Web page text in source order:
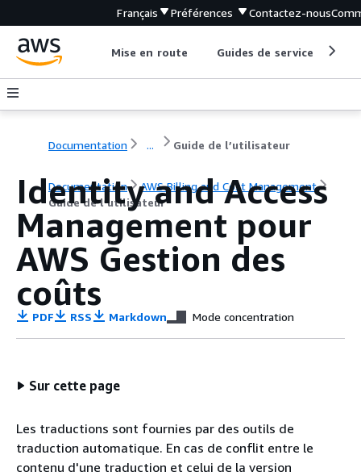
Français Préférences Contactez-nous
Mise en route Guides de service
Documentation ... Guide de l’utilisateur
Documentation
AWS Billing and Cost Management
Guide de l’utilisateur
Identity and Access
Management pour
AWS Gestion des
coûts
PDF RSS Markdown Mode concentration
Sur cette page
Les traductions sont fournies par des outils de
traduction automatique. En cas de conflit entre le
contenu d'une traduction et celui de la version